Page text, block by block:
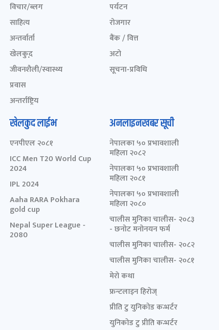
विचार/ब्लग
साहित्य
अन्तर्वार्ता
खेलकुद़़
जीवनशैली/स्वास्थ्य
प्रवास
अन्तर्राष्ट्रिय
पर्यटन
रोजगार
बैंक / वित्त
अटो
सूचना-प्रविधि
खेलकुद लाईभ
एनपीएल २०८१
ICC Men T20 World Cup
2024
IPL 2024
Aaha RARA Pokhara
gold cup
Nepal Super League -
2080
अनलाइनखबर सूची
नेपालका ५० प्रभावशाली
महिला २०८२
नेपालका ५० प्रभावशाली
महिला २०८१
नेपालका ५० प्रभावशाली
महिला २०८०
चालीस मुनिका चालीस- २०८३
- छनोट मनोनयन फर्म
चालीस मुनिका चालीस- २०८२
चालीस मुनिका चालीस- २०८१
मेरो कथा
फ्रन्टलाइन हिरोज्
प्रीति टु युनिकोड कन्भर्टर
युनिकोड टु प्रीति कन्भर्टर